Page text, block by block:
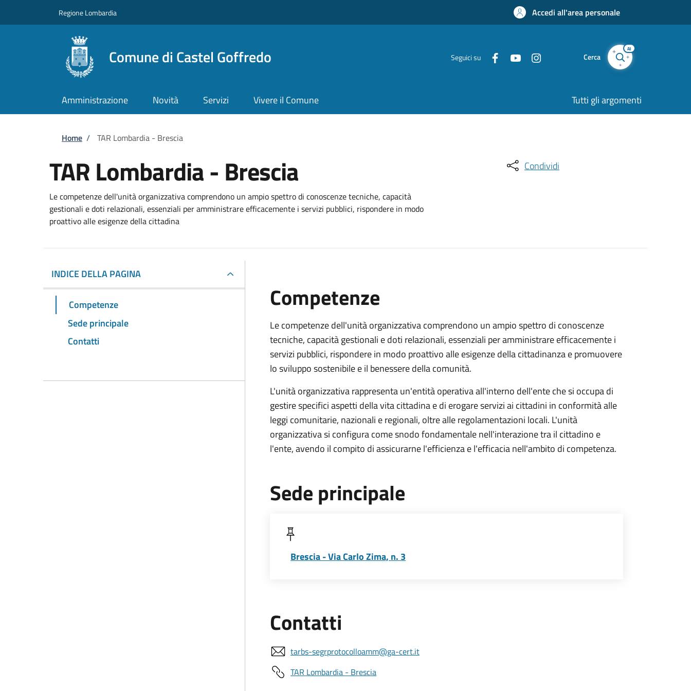
Regione Lombardia Accedi all'area personale
Comune di Castel Goffredo Seguici su Cerca
AI
Amministrazione Novità Servizi Vivere il Comune Tutti gli argomenti
Briciole di pane
Home / TAR Lombardia - Brescia
TAR Lombardia - Brescia
Le competenze dell'unità organizzativa comprendono un ampio spettro di conoscenze tecniche, capacità
gestionali e doti relazionali, essenziali per amministrare efficacemente i servizi pubblici, rispondere in modo
proattivo alle esigenze della cittadina
Condividi
INDICE DELLA PAGINA
Competenze
Sede principale
Contatti
Competenze
Le competenze dell'unità organizzativa comprendono un ampio spettro di conoscenze
tecniche, capacità gestionali e doti relazionali, essenziali per amministrare efficacemente i
servizi pubblici, rispondere in modo proattivo alle esigenze della cittadinanza e promuovere
lo sviluppo sostenibile e il benessere della comunità.
L'unità organizzativa rappresenta un'entità operativa all'interno dell'ente che si occupa di
gestire specifici aspetti della vita cittadina e di erogare servizi ai cittadini in conformità alle
leggi comunitarie, nazionali e regionali, oltre alle regolamentazioni locali. L'unità
organizzativa si configura come snodo fondamentale nell'interazione tra il cittadino e
l'ente, avendo il compito di assicurarne l'efficienza e l'efficacia nell'ambito di competenza.
Sede principale
Brescia - Via Carlo Zima, n. 3
Contatti
tarbs-segrprotocolloamm@ga-cert.it
TAR Lombardia - Brescia